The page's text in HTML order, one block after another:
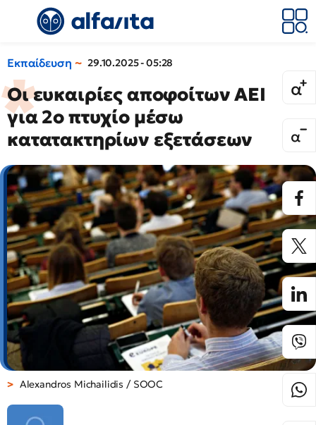
Εκπαίδευση 29.10.2025 - 05:28
Οι ευκαιρίες αποφοίτων ΑΕΙ
για 2ο πτυχίο μέσω
κατατακτηρίων εξετάσεων
Alexandros Michailidis / SOOC